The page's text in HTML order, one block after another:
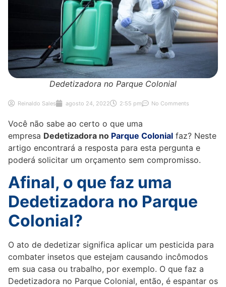
Dedetizadora no Parque Colonial
Reinaldo Sales agosto 24, 2022 2:55 pm No Comments
Você não sabe ao certo o que uma
empresa Dedetizadora no Parque Colonial faz? Neste
artigo encontrará a resposta para esta pergunta e
poderá solicitar um orçamento sem compromisso.
Afinal, o que faz uma
Dedetizadora no Parque
Colonial?
O ato de dedetizar significa aplicar um pesticida para
combater insetos que estejam causando incômodos
em sua casa ou trabalho, por exemplo. O que faz a
Dedetizadora no Parque Colonial, então, é espantar os